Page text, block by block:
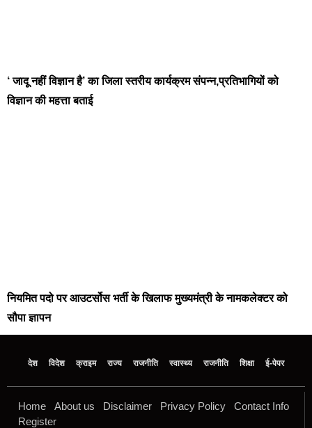
‘ जादू नहीं विज्ञान है’ का जिला स्तरीय कार्यक्रम संपन्न,प्रतिभागियों को
विज्ञान की महत्ता बताई
नियमित पदो पर आउटर्सोस भर्ती के खिलाफ मुख्यमंत्री के नामकलेक्टर को
सौपा ज्ञापन
देश विदेश क्राइम राज्य राजनीति स्वास्थ्य राजनीति शिक्षा ई-पेपर
Home About us Disclaimer Privacy Policy
Contact Info
Register